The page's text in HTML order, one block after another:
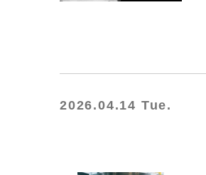
2026.04.14 Tue.